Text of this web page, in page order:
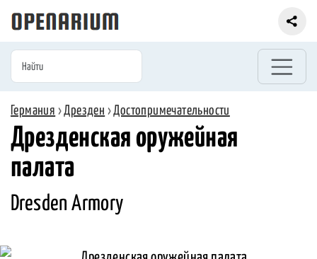
Германия ›Дрезден ›Достопримечательности
Дрезденская оружейная
палата
Dresden Armory